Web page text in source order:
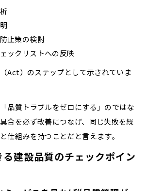
止策の検討
ックリストへの反映
Act）のステップとして示されていま
品質トラブルをゼロにする」のではな
合を必ず改善につなげ、同じ失敗を繰
仕組みを持つことだと言えます。
建設品質のチェックポイン